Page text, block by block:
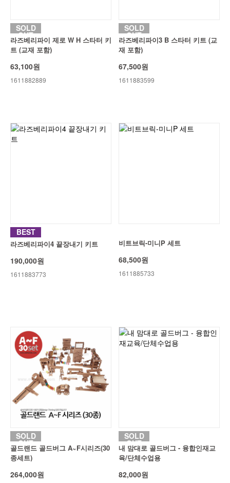
SOLD
OUT
라즈베리파이 제로 W H 스타터 키
트 (교재 포함)
63,100원
1611882889
SOLD
OUT
라즈베리파이3 B 스타터 키트 (교
재 포함)
67,500원
1611883599
BEST
라즈베리파이4 끝장내기 키트
190,000원
1611883773
비트브릭-미니P 세트
68,500원
1611885733
SOLD
OUT
골드랜드 골드버그 A~F시리즈(30
종세트)
264,000원
SOLD
OUT
내 맘대로 골드버그 - 융합인재교
육/단체수업용
82,000원